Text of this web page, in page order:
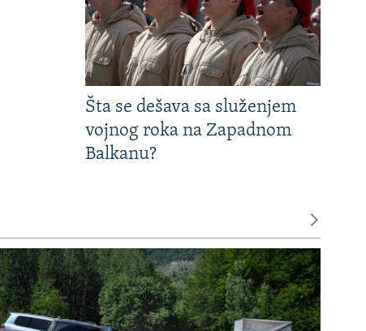
Šta se dešava sa služenjem
vojnog roka na Zapadnom
Balkanu?